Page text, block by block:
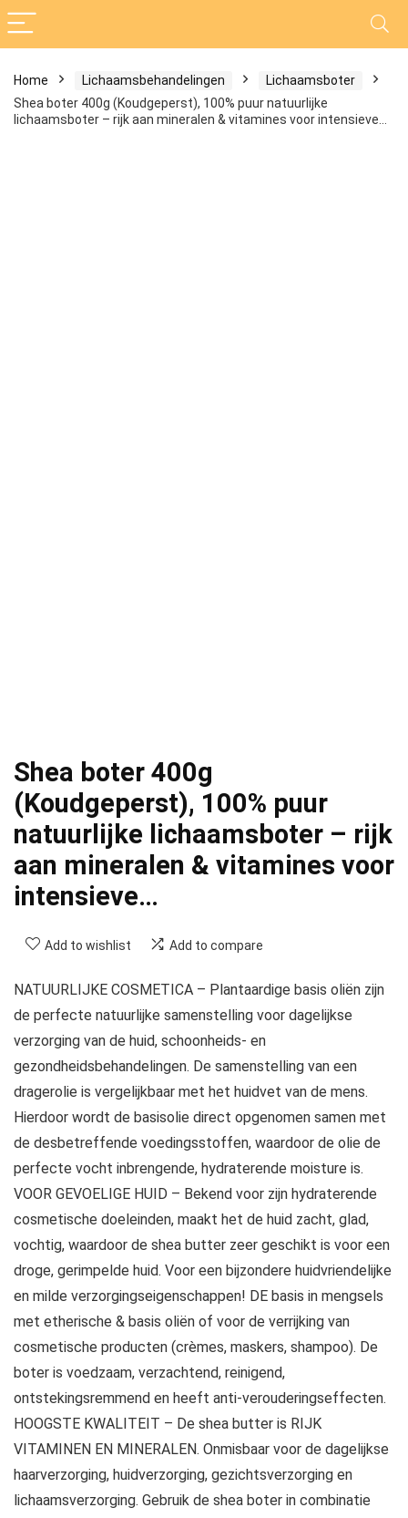
Home Lichaamsbehandelingen
Lichaamsboter
Shea boter 400g (Koudgeperst), 100% puur natuurlijke
lichaamsboter – rijk aan mineralen & vitamines voor intensieve…
Shea boter 400g
(Koudgeperst), 100% puur
natuurlijke lichaamsboter – rijk
aan mineralen & vitamines voor
intensieve…
Add to wishlist Add to compare
NATUURLIJKE COSMETICA – Plantaardige basis oliën zijn
de perfecte natuurlijke samenstelling voor dagelijkse
verzorging van de huid, schoonheids- en
gezondheidsbehandelingen. De samenstelling van een
dragerolie is vergelijkbaar met het huidvet van de mens.
Hierdoor wordt de basisolie direct opgenomen samen met
de desbetreffende voedingsstoffen, waardoor de olie de
perfecte vocht inbrengende, hydraterende moisture is.
VOOR GEVOELIGE HUID – Bekend voor zijn hydraterende
cosmetische doeleinden, maakt het de huid zacht, glad,
vochtig, waardoor de shea butter zeer geschikt is voor een
droge, gerimpelde huid. Voor een bijzondere huidvriendelijke
en milde verzorgingseigenschappen! DE basis in mengsels
met etherische & basis oliën of voor de verrijking van
cosmetische producten (crèmes, maskers, shampoo). De
boter is voedzaam, verzachtend, reinigend,
ontstekingsremmend en heeft anti-verouderingseffecten.
HOOGSTE KWALITEIT – De shea butter is RIJK
VITAMINEN EN MINERALEN. Onmisbaar voor de dagelijkse
haarverzorging, huidverzorging, gezichtsverzorging en
lichaamsverzorging. Gebruik de shea boter in combinatie